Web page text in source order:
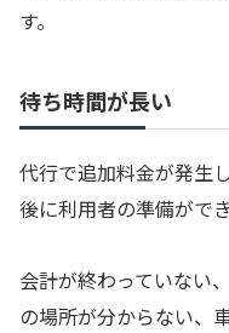
す。
待ち時間が長い
代行で追加料金が発生
後に利用者の準備がで
会計が終わっていない
の場所が分からない、